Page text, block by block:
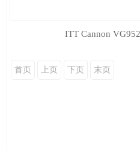
ITT Cannon
首页 上页 下页 末页